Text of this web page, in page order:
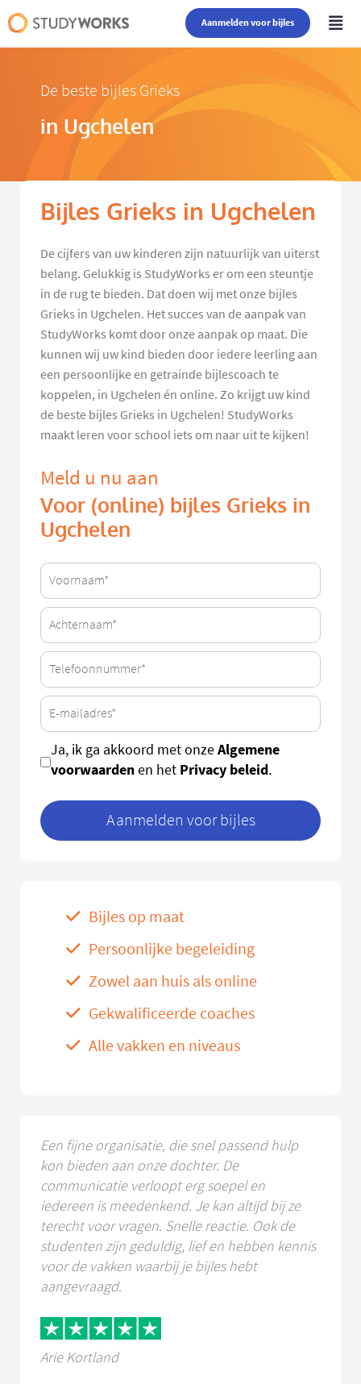
Aanmelden voor bijles
De beste bijles Grieks
in Ugchelen
Bijles Grieks in Ugchelen
De cijfers van uw kinderen zijn natuurlijk van uiterst
belang. Gelukkig is StudyWorks er om een steuntje
in de rug te bieden. Dat doen wij met onze bijles
Grieks in Ugchelen. Het succes van de aanpak van
StudyWorks komt door onze aanpak op maat. Die
kunnen wij uw kind bieden door iedere leerling aan
een persoonlijke en getrainde bijlescoach te
koppelen, in Ugchelen én online. Zo krijgt uw kind
de beste bijles Grieks in Ugchelen! StudyWorks
maakt leren voor school iets om naar uit te kijken!
Meld u nu aan
Voor (online) bijles Grieks in
Ugchelen
Ja, ik ga akkoord met onzeAlgemene
voorwaardenen het Privacy beleid.
Aanmelden voor bijles
Bijles op maat
Persoonlijke begeleiding
Zowel aan huis als online
Gekwalificeerde coaches
Alle vakken en niveaus
Een fijne organisatie, die snel passend hulp
kon bieden aan onze dochter. De
communicatie verloopt erg soepel en
iedereen is meedenkend. Je kan altijd bij ze
terecht voor vragen. Snelle reactie. Ook de
studenten zijn geduldig, lief en hebben kennis
voor de vakken waarbij je bijles hebt
aangevraagd.
Arie Kortland